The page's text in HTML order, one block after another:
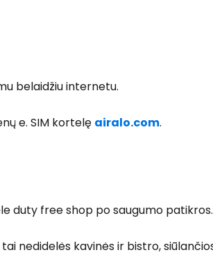
belaidžiu internetu.
e. SIM kortelę airalo.com.
duty free shop po saugumo patikros.
nedidelės kavinės ir bistro,
prie Cestee
Tęsti su Facebook